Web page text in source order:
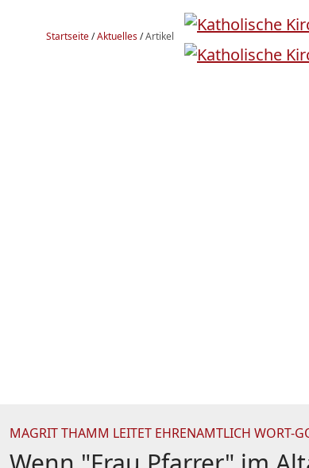
Startseite/Aktuelles/Artikel
MAGRIT THAMM LEITET EHRENAMTLICH WORT-